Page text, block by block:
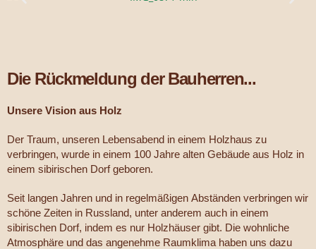
Die Rückmeldung der Bauherren...
Unsere Vision aus Holz
Der Traum, unseren Lebensabend in einem Holzhaus zu
verbringen, wurde in einem 100 Jahre alten Gebäude aus Holz in
einem sibirischen Dorf geboren.
Seit langen Jahren und in regelmäßigen Abständen verbringen wir
schöne Zeiten in Russland, unter anderem auch in einem
sibirischen Dorf, indem es nur Holzhäuser gibt. Die wohnliche
Atmosphäre und das angenehme Raumklima haben uns dazu